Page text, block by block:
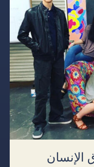
الإنسان